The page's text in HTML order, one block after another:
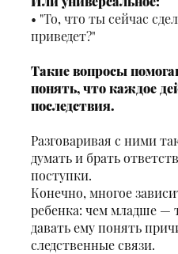
"То, что ты сейчас
приведет?"
Такие вопросы
понять, что каждое
последствия.
Разговаривая с ними
думать и брать
поступки.
Конечно, многое
ребенка: чем младше —
давать ему понять
следственные связи.